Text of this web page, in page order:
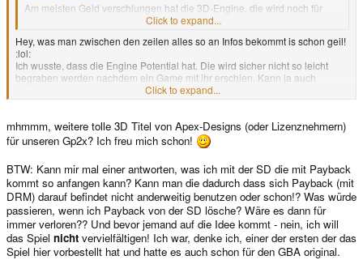
Am meisten Geld verschlungen hat die 3D-Engine, die wird noch für
weitere Spiele verwendet werden.Click to expand...
Hey, was man zwischen den zeilen alles so an Infos bekommt is schon geil!
:lol:
Ich wusste, dass die Engine Potential hat. Die wird sicher nicht so leicht
begraben werden nachdem ein Game mit ihr erschien. Kann ja auch
einiges wie sich bei Payback zeigte.
Lässt kaum Wünsche offen die
Kannst du schon Andeutungen machen ED, was da eventuell geplant sein
könnte in der Zukunft?
Click to expand...
mhmmm, weitere tolle 3D Titel von Apex-Designs (oder Lizenznehmern)
für unseren Gp2x? Ich freu mich schon!
BTW: Kann mir mal einer antworten, was ich mit der SD die mit Payback
kommt so anfangen kann? Kann man die dadurch dass sich Payback (mit
DRM) darauf befindet nicht anderweitig benutzen oder schon!? Was würde
passieren, wenn ich Payback von der SD lösche? Wäre es dann für
immer verloren?? Und bevor jemand auf die Idee kommt - nein, ich will
das Spiel nicht vervielfältigen! Ich war, denke ich, einer der ersten der das
Spiel hier vorbestellt hat und hatte es auch schon für den GBA original.